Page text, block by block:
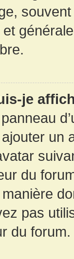
et
je
un
du
pas
du forum.